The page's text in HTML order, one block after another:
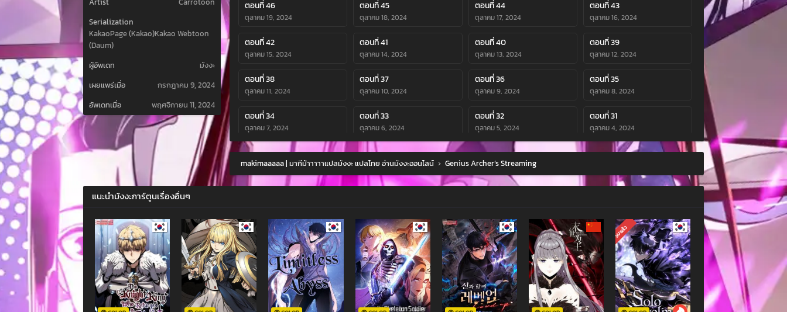
Serialization
KakaoPage (Kakao)Kakao Webtoon
(Daum)
ผู้อัพเดท
มังงะ
เผยแพร่เมื่อ
กรกฎาคม 9, 2024
อัพเดทเมื่อ
พฤศจิกายน 11, 2024
ตอนที่ 46
ตุลาคม 19, 2024
ตอนที่ 45
ตุลาคม 18, 2024
ตอนที่ 44
ตุลาคม 17, 2024
ตอนที่ 43
ตุลาคม 16, 2024
ตอนที่ 42
ตุลาคม 15, 2024
ตอนที่ 41
ตุลาคม 14, 2024
ตอนที่ 40
ตุลาคม 13, 2024
ตอนที่ 39
ตุลาคม 12, 2024
ตอนที่ 38
ตุลาคม 11, 2024
ตอนที่ 37
ตุลาคม 10, 2024
ตอนที่ 36
ตุลาคม 9, 2024
ตอนที่ 35
ตุลาคม 8, 2024
ตอนที่ 34
ตุลาคม 7, 2024
ตอนที่ 33
ตุลาคม 6, 2024
ตอนที่ 32
ตุลาคม 5, 2024
ตอนที่ 31
ตุลาคม 4, 2024
ตอนที่ 30
ตุลาคม 3, 2024
ตอนที่ 29
ตุลาคม 2, 2024
ตอนที่ 28
ตุลาคม 1, 2024
ตอนที่ 27
ตอนที่ 26 ตอนที่ 25 ตอนที่ 24 ตอนที่ 23
ตอนที่ 22
กันยายน 25, 2024
ตอนที่ 21
กันยายน 24, 2024
ตอนที่ 20
กันยายน 23, 2024
ตอนที่ 19
กันยายน 22, 2024
ตอนที่ 18
กันยายน 21, 2024
ตอนที่ 17
กันยายน 20, 2024
ตอนที่ 16
กันยายน 19, 2024
ตอนที่ 15
กันยายน 18, 2024
ตอนที่ 14 ตอนที่ 13 ตอนที่ 12 ตอนที่ 11
makimaaaaa | มากีม้าาาาาแปลมังงะ แปลไทย อ่านมังงะออนไลน์ › Genius Archer’s Streaming
แนะนำมังงะการ์ตูนเรื่องอื่นๆ
จบแล้ว